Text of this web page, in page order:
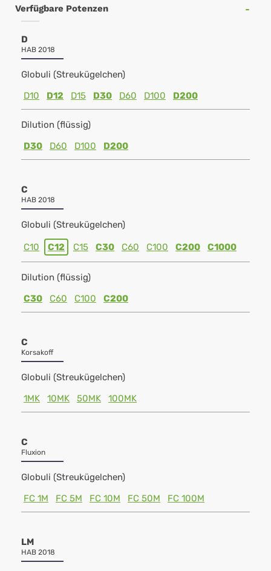
Verfügbare Potenzen
D
HAB 2018
Globuli (Streukügelchen)
D10
D12 D15 D30 D60 D100 D200
Dilution (flüssig)
D30
D60 D100 D200
C
HAB 2018
Globuli (Streukügelchen)
C10 C12 C15 C30 C60 C100 C200 C1000
Dilution (flüssig)
C30
C60 C100 C200
C
Korsakoff
Globuli (Streukügelchen)
1MK
10MK 50MK 100MK
C
Fluxion
Globuli (Streukügelchen)
FC 1M
FC 5M FC 10M FC 50M FC 100M
LM
HAB 2018